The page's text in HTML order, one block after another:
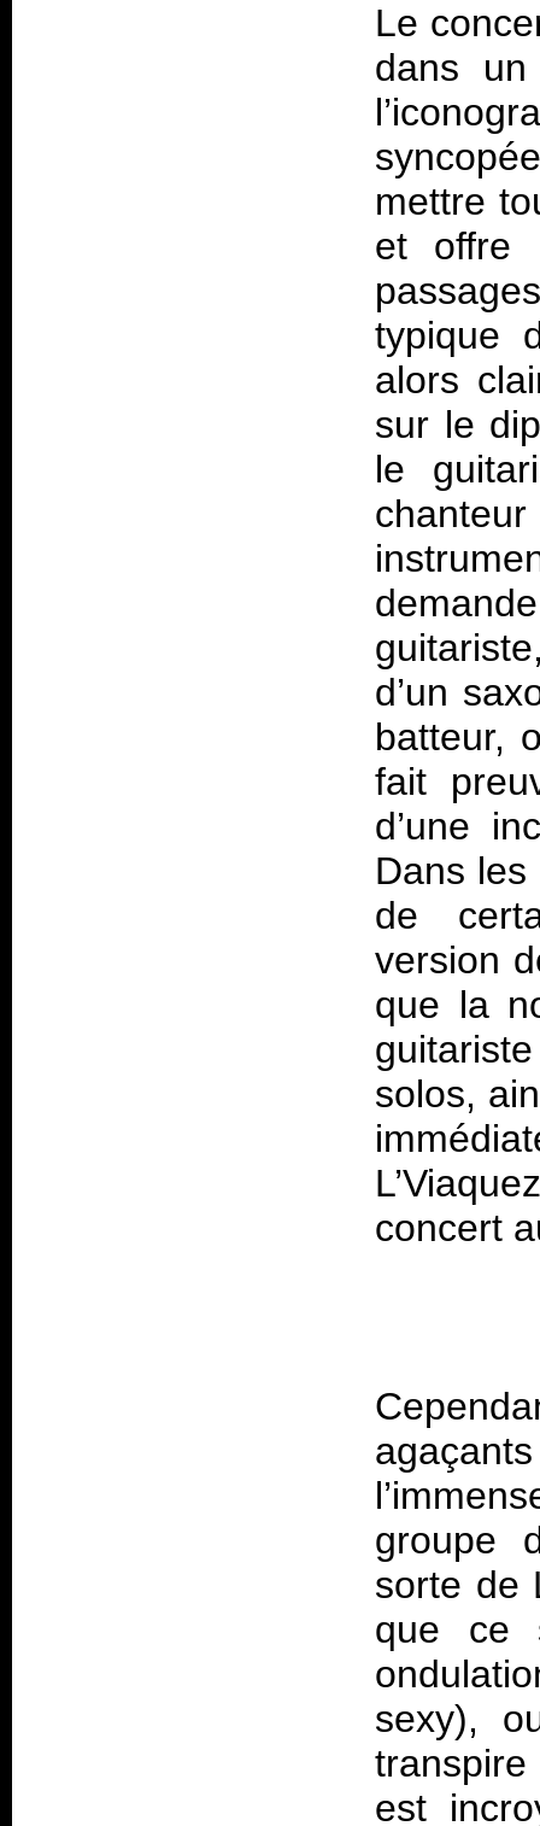
Le
dans
mettre
et offre
typique
alors
sur le
le
d’un
batteur,
fait
d’une
Dans
de
version
que la
solos,
groupe
sorte de
que ce
sexy),
est